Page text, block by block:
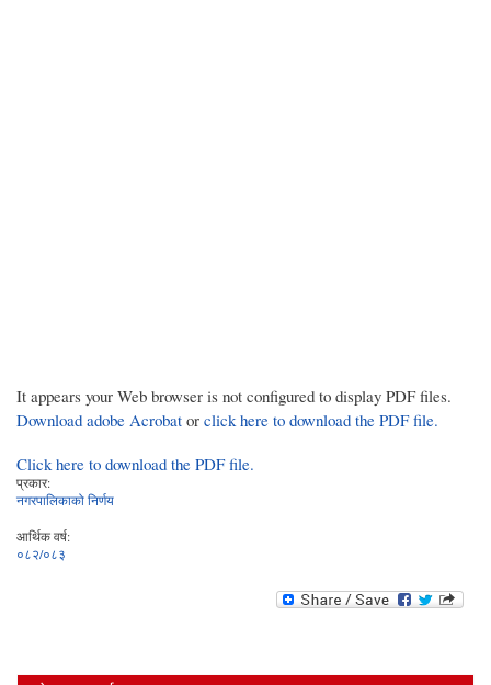
It appears your Web browser is not configured to display PDF files.
Download adobe Acrobat or click here to download the PDF file.
Click here to download the PDF file.
प्रकार:
नगरपालिकाको निर्णय
आर्थिक वर्ष:
०८२/०८३